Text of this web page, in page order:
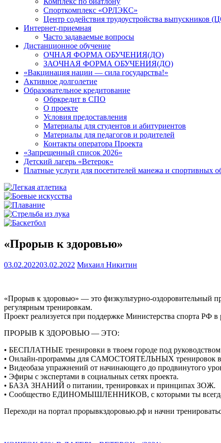
Спорткомплекс «ОРЛЭКС»
Центр содействия трудоустройства выпускников
Интернет-приемная
Часто задаваемые вопросы
Дистанционное обучение
ОЧНАЯ ФОРМА ОБУЧЕНИЯ(ДО)
ЗАОЧНАЯ ФОРМА ОБУЧЕНИЯ(ДО)
«Вакцинация нации — сила государства!»
Активное долголетие
Образовательное кредитование
Обркредит в СПО
О проекте
Условия предоставления
Материалы для студентов и абитуриентов
Материалы для педагогов и родителей
Контакты оператора Проекта
«Запрещенный список 2026»
Детский лагерь «Ветерок»
Платные услуги для посетителей манежа и спортивных
«Прорыв к здоровью»
03.02.202203.02.2022 Михаил Никитин
«Прорыв к здоровью» — это физкультурно-оздоровительный
регулярным тренировкам.
Проект реализуется при поддержке Министерства спорта РФ
ПРОРЫВ К ЗДОРОВЬЮ — ЭТО:
• БЕСПЛАТНЫЕ тренировки в твоем городе под
• Онлайн-проrраммы для САМОСТОЯТЕЛЬНЫХ тренировок в
• Видеобаза упражнений от начинающего до продвинутого
• Эфиры с экспертами в социальных сетях проекта.
• БАЗА ЗНАНИЙ о питании, тренировках и принципах ЗОЖ.
• Сообщество ЕДИНОМЫШЛЕННИКОВ, с которыми ты всегда
Переходи на портал прорывкздоровью.рф и начни